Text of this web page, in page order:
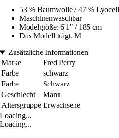
53 % Baumwolle / 47 % Lyocell
Maschinenwaschbar
Modelgröße: 6'1" / 185 cm
Das Modell trägt: M
Zusätzliche Informationen
Marke
Fred Perry
Farbe
schwarz
Farbe
Schwarz
Geschlecht
Mann
Altersgruppe Erwachsene
Loading...
Loading...